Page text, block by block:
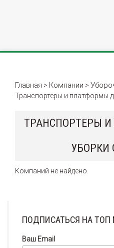
Главная > Компании >
Транспортеры и платформы
ТРАНСПОРТЕРЫ
УБОРКИ
Компаний не найдено.
ПОДПИСАТЬСЯ НА ТОП
Ваш Email